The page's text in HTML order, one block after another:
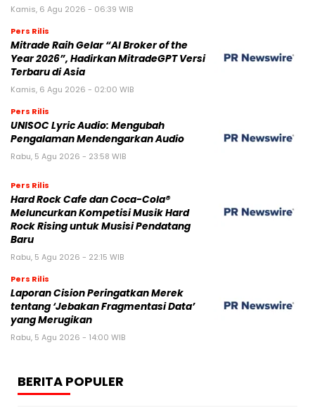
Kamis, 6 Agu 2026 - 06:39 WIB
Pers Rilis
Mitrade Raih Gelar “AI Broker of the
Year 2026”, Hadirkan MitradeGPT Versi
Terbaru di Asia
Kamis, 6 Agu 2026 - 02:00 WIB
Pers Rilis
UNISOC Lyric Audio: Mengubah
Pengalaman Mendengarkan Audio
Rabu, 5 Agu 2026 - 23:58 WIB
Pers Rilis
Hard Rock Cafe dan Coca-Cola®
Meluncurkan Kompetisi Musik Hard
Rock Rising untuk Musisi Pendatang
Baru
Rabu, 5 Agu 2026 - 22:15 WIB
Pers Rilis
Laporan Cision Peringatkan Merek
tentang ‘Jebakan Fragmentasi Data’
yang Merugikan
Rabu, 5 Agu 2026 - 14:00 WIB
BERITA POPULER